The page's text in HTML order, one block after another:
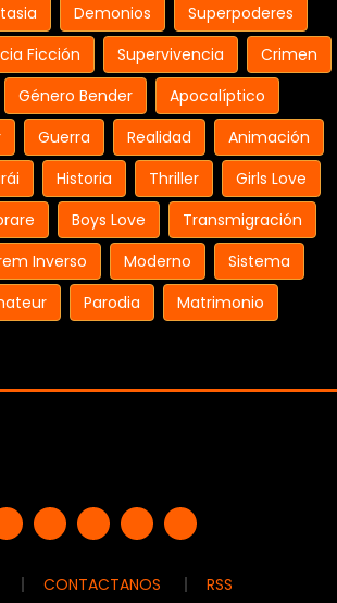
Demonios
Superpoderes
Ficción Supervivencia
Crimen
Género Bender
Apocalíptico
Guerra Realidad
Animación
Historia Thriller
Girls Love
Boys Love
Transmigración
Inverso Moderno
Sistema
Parodia Matrimonio
CONTACTANOS RSS